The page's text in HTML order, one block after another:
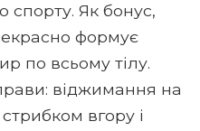
спорту. Як бонус,
формує
по всьому тілу.
віджимання на
вгору і